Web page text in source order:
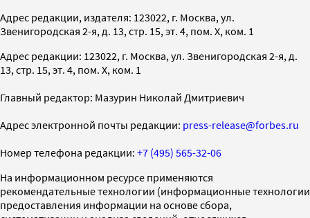
Адрес редакции, издателя: 123022, г. Москва, ул.
Звенигородская 2-я, д. 13, стр. 15, эт. 4, пом. X, ком. 1
Адрес редакции: 123022, г. Москва, ул. Звенигородская 2-я, д.
13, стр. 15, эт. 4, пом. X, ком. 1
Главный редактор: Мазурин Николай Дмитриевич
Адрес электронной почты редакции: press-release@forbes.ru
Номер телефона редакции: +7 (495) 565-32-06
На информационном ресурсе применяются
рекомендательные технологии (информационные технологии
предоставления информации на основе сбора,